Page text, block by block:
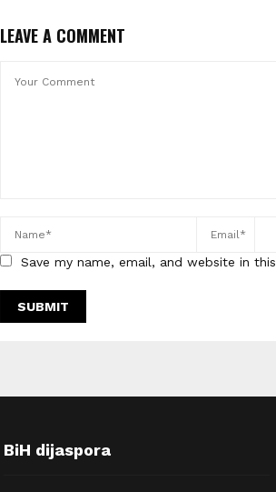
LEAVE A COMMENT
Save my name, email, and website in
BiH dijaspora